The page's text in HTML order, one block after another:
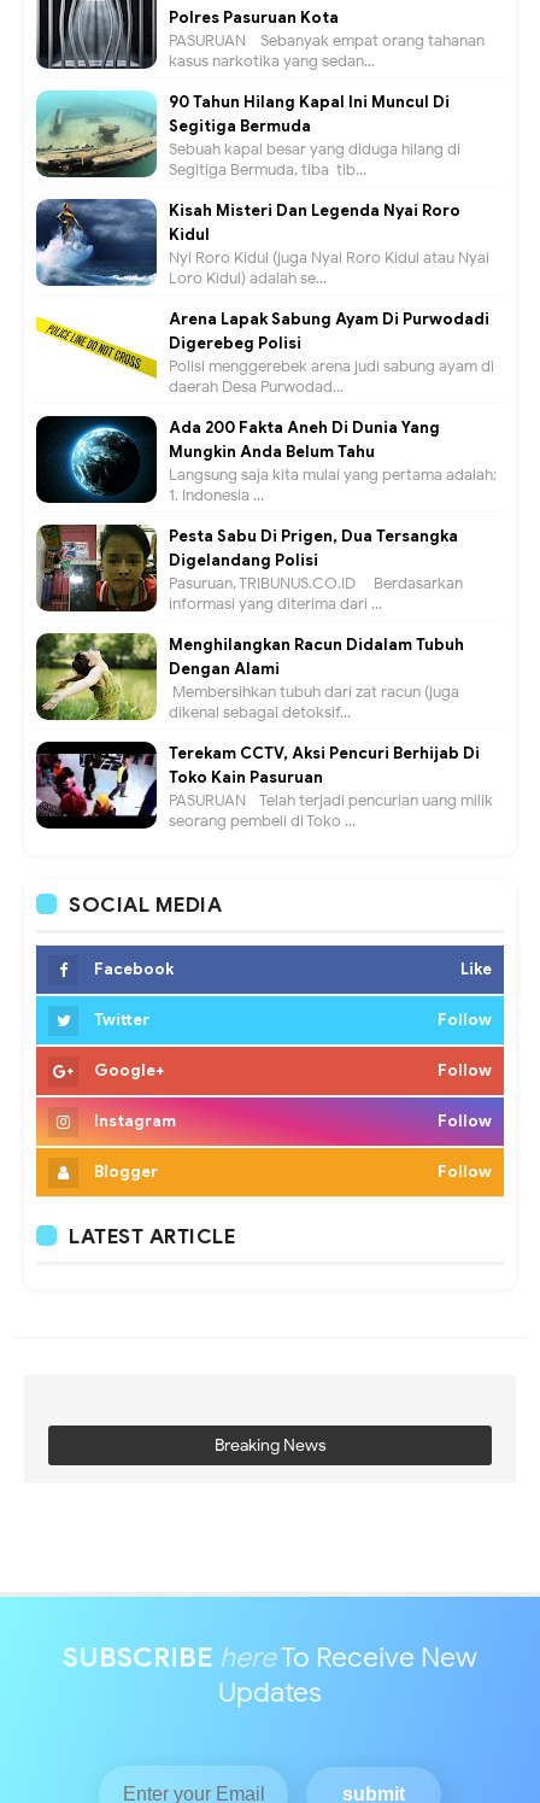
Polres Pasuruan Kota
PASURUAN - Sebanyak empat orang tahanan
kasus narkotika yang sedan...
90 Tahun Hilang Kapal Ini Muncul Di
Segitiga Bermuda
Sebuah kapal besar yang diduga hilang di
Segitiga Bermuda, tiba-tib...
Kisah Misteri Dan Legenda Nyai Roro
Kidul
Nyi Roro Kidul (juga Nyai Roro Kidul atau Nyai
Loro Kidul) adalah se...
Arena Lapak Sabung Ayam Di Purwodadi
Digerebeg Polisi
Polisi menggerebek arena judi sabung ayam di
daerah Desa Purwodad...
Ada 200 Fakta Aneh Di Dunia Yang
Mungkin Anda Belum Tahu
Langsung saja kita mulai yang pertama adalah:
1. Indonesia ...
Pesta Sabu Di Prigen, Dua Tersangka
Digelandang Polisi
Pasuruan, TRIBUNUS.CO.ID - Berdasarkan
informasi yang diterima dari ...
Menghilangkan Racun Didalam Tubuh
Dengan Alami
Membersihkan tubuh dari zat racun (juga
dikenal sebagai detoksif...
Terekam CCTV, Aksi Pencuri Berhijab Di
Toko Kain Pasuruan
PASURUAN - Telah terjadi pencurian uang milik
seorang pembeli di Toko ...
SOCIAL MEDIA
Facebook Like
Twitter Follow
Google+ Follow
Instagram Follow
Blogger Follow
LATEST ARTICLE
Breaking News
SUBSCRIBE hereTo Receive New
Updates